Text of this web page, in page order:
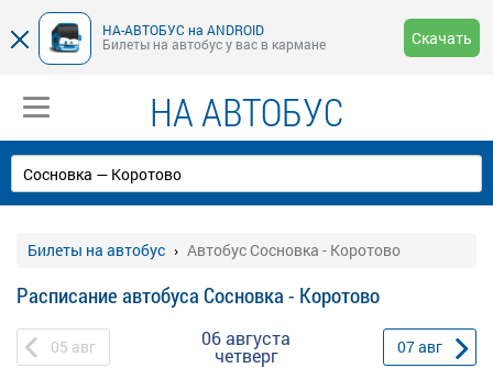
НА-АВТОБУС на ANDROID
Билеты на автобус у вас в кармане
Скачать
НА АВТОБУС
Билеты на автобус Автобус Сосновка - Коротово
Расписание автобуса Сосновка - Коротово
05 авг 06 августа
четверг 07авг